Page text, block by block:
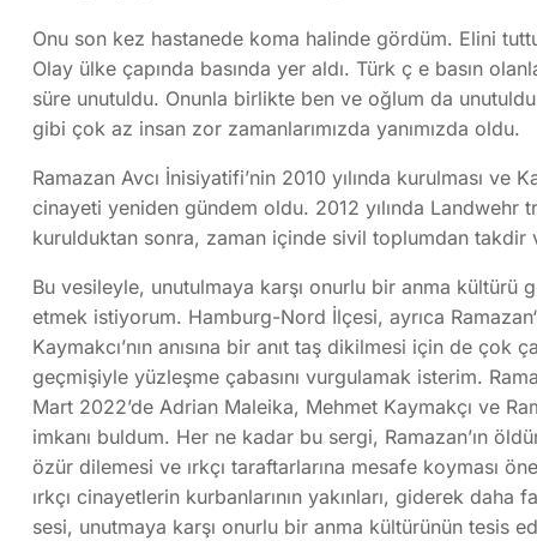
Onu son kez hastanede koma halinde gördüm. Elini
Olay ülke çapında basında yer aldı. Türk ç e basın
süre unutuldu. Onunla birlikte ben ve oğlum da
gibi çok az insan zor zamanlarımızda yanımızda oldu.
Ramazan Avcı İnisiyatifi’nin 2010 yılında kurulması ve
cinayeti yeniden gündem oldu. 2012 yılında Landwehr
kurulduktan sonra, zaman içinde sivil toplumdan takdir
Bu vesileyle, unutulmaya karşı onurlu bir anma kültürü
etmek istiyorum. Hamburg-Nord İlçesi, ayrıca
Kaymakcı’nın anısına bir anıt taş dikilmesi için de
geçmişiyle yüzleşme çabasını vurgulamak isterim.
Mart 2022’de Adrian Maleika, Mehmet Kaymakçı ve
imkanı buldum. Her ne kadar bu sergi, Ramazan’ın
özür dilemesi ve ırkçı taraftarlarına mesafe koyması
ırkçı cinayetlerin kurbanlarının yakınları, giderek
sesi, unutmaya karşı onurlu bir anma kültürünün tesis